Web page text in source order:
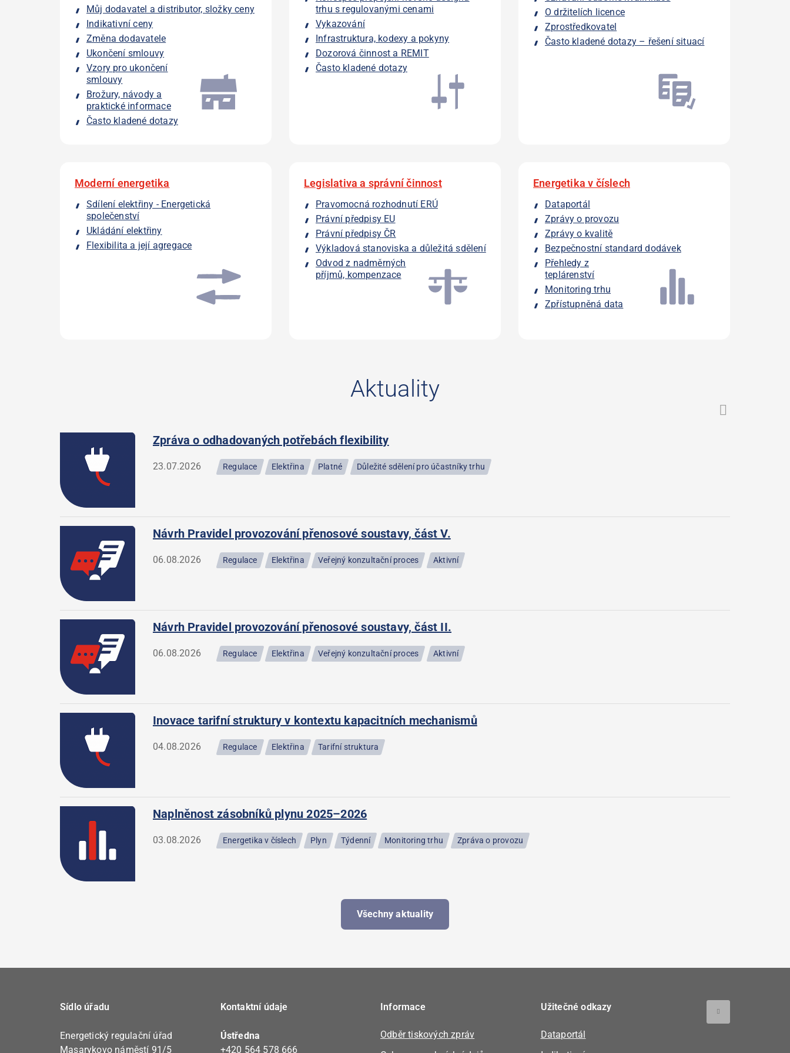
Můj dodavatel a distributor, složky ceny
Indikativní ceny
Změna dodavatele
Ukončení smlouvy
Vzory pro ukončení
smlouvy
Brožury, návody a
praktické informace
Často kladené dotazy
trhu s regulovanými cenami
Vykazování
Infrastruktura, kodexy a pokyny
Dozorová činnost a REMIT
Často kladené dotazy
O držitelích licence
Zprostředkovatel
Často kladené dotazy – řešení situací
Moderní energetika
Sdílení elektřiny - Energetická
společenství
Ukládání elektřiny
Flexibilita a její agregace
Legislativa a správní činnost
Pravomocná rozhodnutí ERÚ
Právní předpisy EU
Právní předpisy ČR
Výkladová stanoviska a důležitá sdělení
Odvod z nadměrných
příjmů, kompenzace
Energetika v číslech
Dataportál
Zprávy o provozu
Zprávy o kvalitě
Bezpečnostní standard dodávek
Přehledy z
teplárenství
Monitoring trhu
Zpřístupněná data
Aktuality
Zpráva o odhadovaných potřebách flexibility
23.07.2026 Regulace Elektřina Platné Důležité sdělení pro účastníky trhu
Návrh Pravidel provozování přenosové soustavy, část V.
06.08.2026 Regulace Elektřina Veřejný konzultační proces Aktivní
Návrh Pravidel provozování přenosové soustavy, část II.
06.08.2026 Regulace Elektřina Veřejný konzultační proces Aktivní
Inovace tarifní struktury v kontextu kapacitních mechanismů
04.08.2026 Regulace Elektřina Tarifní struktura
Naplněnost zásobníků plynu 2025–2026
03.08.2026 Energetika v číslech Plyn Týdenní Monitoring trhu Zpráva o provozu
Všechny aktuality
Sídlo úřadu
Energetický regulační úřad
Masarykovo náměstí 91/5
Kontaktní údaje
Ústředna
+420 564 578 666
Informace
Odběr tiskových zpráv
Užitečné odkazy
Dataportál